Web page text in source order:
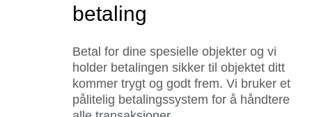
betaling
Betal for dine spesielle objekter og vi
holder betalingen sikker til objektet ditt
kommer trygt og godt frem. Vi bruker et
pålitelig betalingssystem for å håndtere